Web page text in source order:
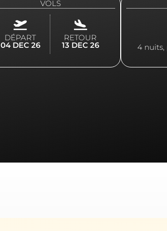
VOLS
DÉPART
04 DEC 26
RETOUR
13 DEC 26 4 nuits,